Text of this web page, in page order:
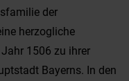
der
herzogliche
1506 zu ihrer
Bayerns. In den